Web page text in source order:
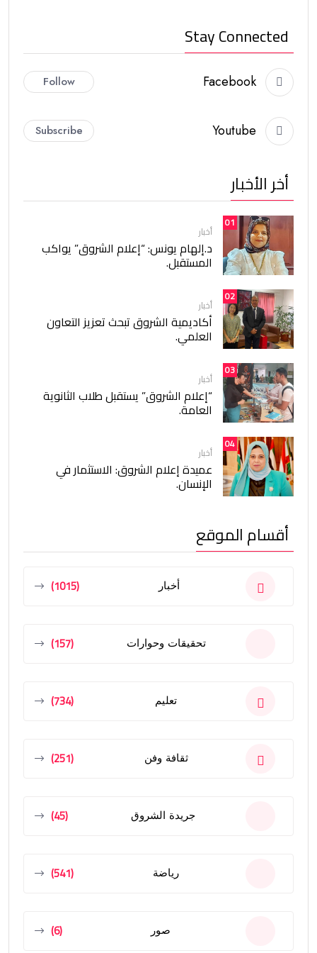
Stay Connected
Facebook
Follow
Youtube
Subscribe
أخر الأخبار
01
أخبار
د.إلهام يونس: “إعلام الشروق” يواكب
المستقبل.
02
أخبار
أكاديمية الشروق تبحث تعزيز التعاون
العلمي.
03
أخبار
“إعلام الشروق” يستقبل طلاب الثانوية
العامة.
04
أخبار
عميدة إعلام الشروق: الاستثمار في
الإنسان.
أقسام الموقع
أخبار (1015)
تحقيقات وحوارات (157)
تعليم (734)
ثقافة وفن (251)
جريدة الشروق (45)
رياضة (541)
صور (6)